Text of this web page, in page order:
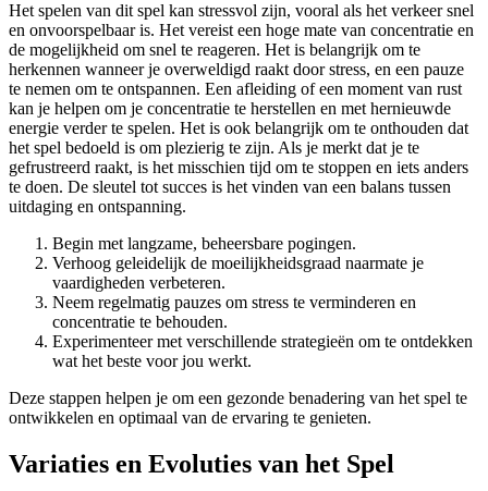
Het spelen van dit spel kan stressvol zijn, vooral als het verkeer snel
en onvoorspelbaar is. Het vereist een hoge mate van concentratie en
de mogelijkheid om snel te reageren. Het is belangrijk om te
herkennen wanneer je overweldigd raakt door stress, en een pauze
te nemen om te ontspannen. Een afleiding of een moment van rust
kan je helpen om je concentratie te herstellen en met hernieuwde
energie verder te spelen. Het is ook belangrijk om te onthouden dat
het spel bedoeld is om plezierig te zijn. Als je merkt dat je te
gefrustreerd raakt, is het misschien tijd om te stoppen en iets anders
te doen. De sleutel tot succes is het vinden van een balans tussen
uitdaging en ontspanning.
Begin met langzame, beheersbare pogingen.
Verhoog geleidelijk de moeilijkheidsgraad naarmate je
vaardigheden verbeteren.
Neem regelmatig pauzes om stress te verminderen en
concentratie te behouden.
Experimenteer met verschillende strategieën om te ontdekken
wat het beste voor jou werkt.
Deze stappen helpen je om een gezonde benadering van het spel te
ontwikkelen en optimaal van de ervaring te genieten.
Variaties en Evoluties van het Spel